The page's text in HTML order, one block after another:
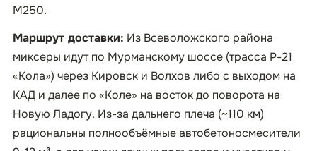
М250.
Маршрут доставки: Из Всеволожского района
миксеры идут по Мурманскому шоссе (трасса Р-21
«Кола») через Кировск и Волхов либо с выходом на
КАД и далее по «Коле» на восток до поворота на
Новую Ладогу. Из-за дальнего плеча (~110 км)
рациональны полнообъёмные автобетоносмесители